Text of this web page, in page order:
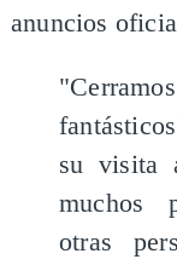
anuncios
su visita
muchos
otras